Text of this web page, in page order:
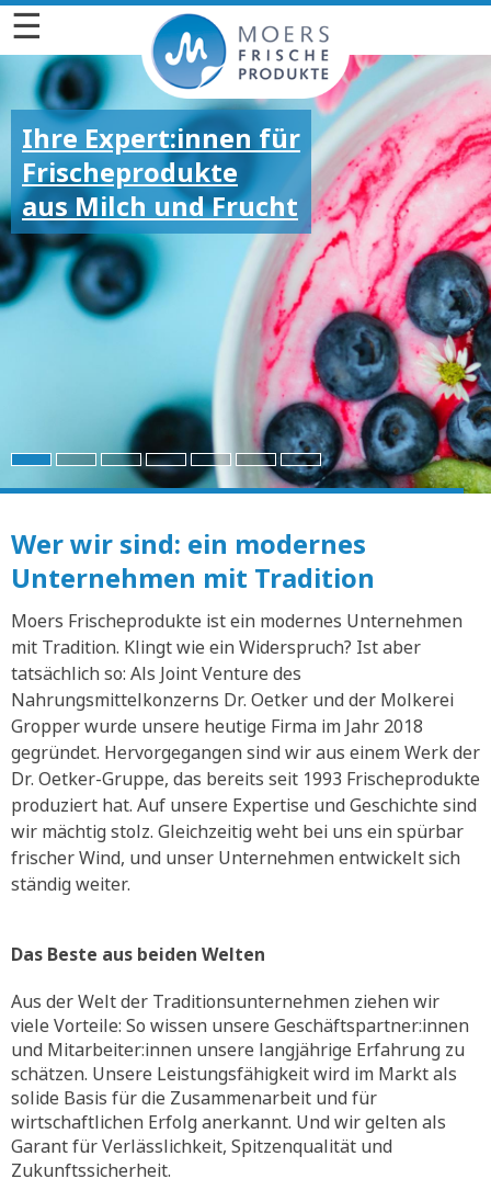
☰
Ihre Expert:innen für
Frischeprodukte
aus Milch und Frucht
Wer wir sind: ein modernes
Unternehmen mit Tradition
Moers Frischeprodukte ist ein modernes Unternehmen
mit Tradition. Klingt wie ein Widerspruch? Ist aber
tatsächlich so: Als Joint Venture des
Nahrungsmittelkonzerns Dr. Oetker und der Molkerei
Gropper wurde unsere heutige Firma im Jahr 2018
gegründet. Hervorgegangen sind wir aus einem Werk der
Dr. Oetker-Gruppe, das bereits seit 1993 Frischeprodukte
produziert hat. Auf unsere Expertise und Geschichte sind
wir mächtig stolz. Gleichzeitig weht bei uns ein spürbar
frischer Wind, und unser Unternehmen entwickelt sich
ständig weiter.
Das Beste aus beiden Welten
Aus der Welt der Traditionsunternehmen ziehen wir
viele Vorteile: So wissen unsere Geschäftspartner:innen
und Mitarbeiter:innen unsere langjährige Erfahrung zu
schätzen. Unsere Leistungsfähigkeit wird im Markt als
solide Basis für die Zusammenarbeit und für
wirtschaftlichen Erfolg anerkannt. Und wir gelten als
Garant für Verlässlichkeit, Spitzenqualität und
Zukunftssicherheit.